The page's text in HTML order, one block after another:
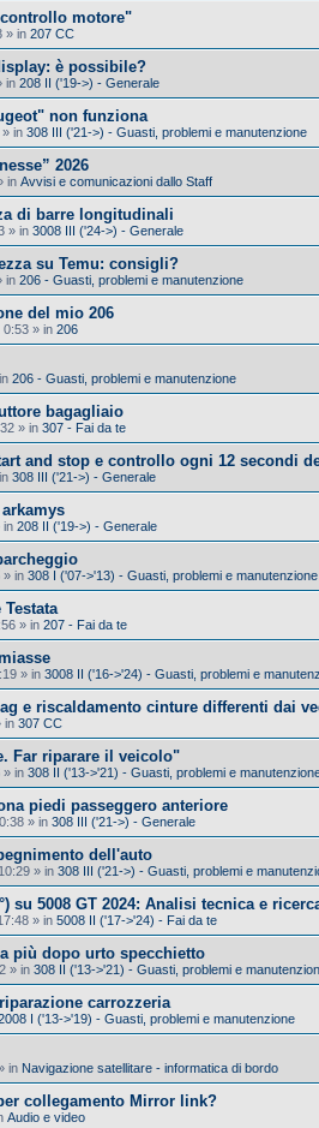
motore"
» in 207 CC
è possibile?
in 208 II ('19->) - Generale
non funziona
» in 308 III ('21->) - Guasti, problemi e manutenzione
2026
in Avvisi e comunicazioni dallo Staff
di barre longitudinali
» in 3008 III ('24->) - Generale
su Temu: consigli?
in 206 - Guasti, problemi e manutenzione
del mio 206
0:53 » in 206
206 - Guasti, problemi e manutenzione
bagagliaio
» in 307 - Fai da te
and stop e controllo ogni 12 secondi
308 III ('21->) - Generale
in 208 II ('19->) - Generale
» in 308 I ('07->'13) - Guasti, problemi e manutenzione
» in 207 - Fai da te
» in 3008 II ('16->'24) - Guasti, problemi e
e riscaldamento cinture differenti dai
in 307 CC
Far riparare il veicolo"
» in 308 II ('13->'21) - Guasti, problemi e
piedi passeggero anteriore
» in 308 III ('21->) - Generale
dell'auto
» in 308 III ('21->) - Guasti, problemi e
su 5008 GT 2024: Analisi tecnica e
» in 5008 II ('17->'24) - Fai da te
più dopo urto specchietto
» in 308 II ('13->'21) - Guasti, problemi e
carrozzeria
I ('13->'19) - Guasti, problemi e manutenzione
in Navigazione satellitare - informatica di bordo
collegamento Mirror link?
Audio e video